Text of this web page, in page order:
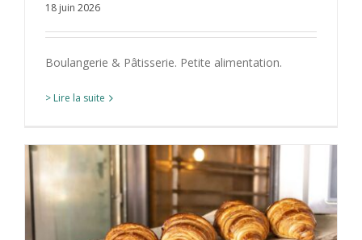
18 juin 2026
Boulangerie & Pâtisserie. Petite alimentation.
> Lire la suite